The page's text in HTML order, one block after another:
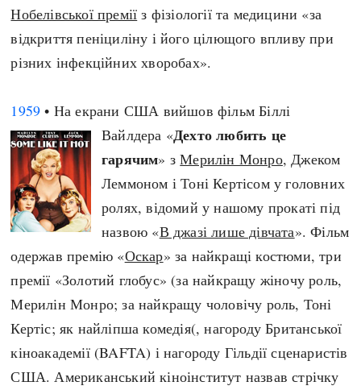
Нобелівської премії з фізіології та медицини «за
відкриття пеніциліну і його цілющого впливу при
різних інфекційних хворобах».
1959 • На екрани США вийшов фільм Біллі
Вайлдера «Дехто любить це
гарячим» зМерилін Монро, Джеком
Леммоном і Тоні Кертісом у головних
ролях, відомий у нашому прокаті під
назвою «В джазі лише дівчата». Фільм
одержав премію «Оскар» за найкращі костюми, три
премії «Золотий глобус» (за найкращу жіночу роль,
Мерилін Монро; за найкращу чоловічу роль, Тоні
Кертіс; як найліпша комедія(, нагороду Британської
кіноакадемії (BAFTA) і нагороду Гільдії сценаристів
США. Американський кіноінститут назвав стрічку